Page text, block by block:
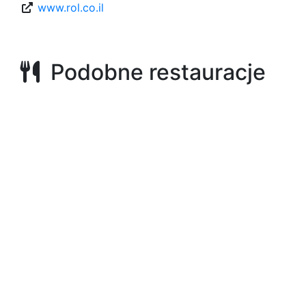
www.rol.co.il
Podobne restauracje